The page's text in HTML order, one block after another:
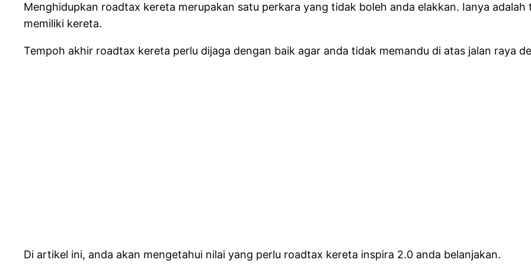
Menghidupkan roadtax kereta merupakan satu perkara yang tidak boleh anda elakkan. Ianya
memiliki kereta.
Tempoh akhir roadtax kereta perlu dijaga dengan baik agar anda tidak memandu di atas jalan raya
Di artikel ini, anda akan mengetahui nilai yang perlu roadtax kereta inspira 2.0 anda belanjakan.